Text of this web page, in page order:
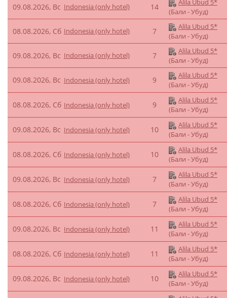
09.08.2026, Вс Indonesia (only hotel) 14
Alila Ubud 5*
(Бали - Убуд)
08.08.2026, Сб Indonesia (only hotel) 7
Alila Ubud 5*
(Бали - Убуд)
09.08.2026, Вс Indonesia (only hotel) 7
Alila Ubud 5*
(Бали - Убуд)
09.08.2026, Вс Indonesia (only hotel) 9
Alila Ubud 5*
(Бали - Убуд)
08.08.2026, Сб Indonesia (only hotel) 9
Alila Ubud 5*
(Бали - Убуд)
09.08.2026, Вс Indonesia (only hotel) 10
Alila Ubud 5*
(Бали - Убуд)
08.08.2026, Сб Indonesia (only hotel) 10
Alila Ubud 5*
(Бали - Убуд)
09.08.2026, Вс Indonesia (only hotel) 7
Alila Ubud 5*
(Бали - Убуд)
08.08.2026, Сб Indonesia (only hotel) 7
Alila Ubud 5*
(Бали - Убуд)
09.08.2026, Вс Indonesia (only hotel) 11
Alila Ubud 5*
(Бали - Убуд)
08.08.2026, Сб Indonesia (only hotel) 11
Alila Ubud 5*
(Бали - Убуд)
09.08.2026, Вс Indonesia (only hotel) 10
Alila Ubud 5*
(Бали - Убуд)